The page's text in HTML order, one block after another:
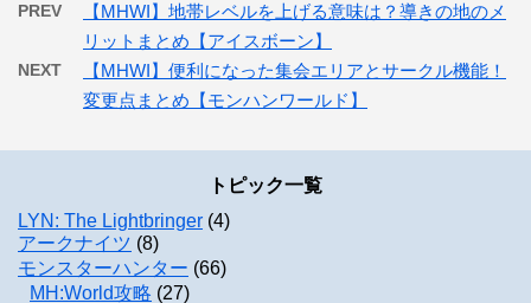
PREV
【MHWI】地帯レベルを上げる意味は？導きの地のメ
リットまとめ【アイスボーン】
NEXT
【MHWI】便利になった集会エリアとサークル機能！
変更点まとめ【モンハンワールド】
トピック一覧
LYN: The Lightbringer (4)
アークナイツ (8)
モンスターハンター (66)
MH:World攻略 (27)